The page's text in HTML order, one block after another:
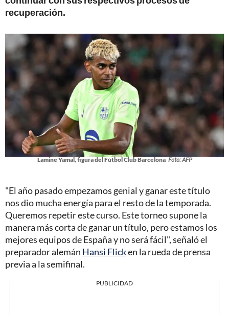
recuperación.
Lamine Yamal, figura del Fútbol Club Barcelona Foto: AFP
"El año pasado empezamos genial y ganar este título
nos dio mucha energía para el resto de la temporada.
Queremos repetir este curso. Este torneo supone la
manera más corta de ganar un título, pero estamos los
mejores equipos de España y no será fácil", señaló el
preparador alemán Hansi Flicken la rueda de prensa
previa a la semifinal.
PUBLICIDAD